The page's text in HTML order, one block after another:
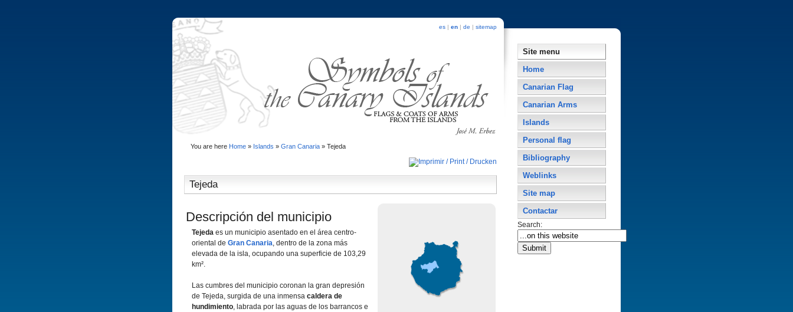
es | en | de | sitemap
You are here Home» Islands » Gran Canaria» Tejeda
Tejeda
Descripción del municipio
Tejeda es un municipio asentado en el área centro-
oriental de Gran Canaria, dentro de la zona más
elevada de la isla, ocupando una superficie de 103,29
km².
Las cumbres del municipio coronan la gran depresión
de Tejeda, surgida de una inmensa caldera de
hundimiento, labrada por las aguas de los barrancos e
Site menu
Home
Canarian Flag
Canarian Arms
Islands
Personal flag
Bibliography
Weblinks
Site map
Contactar
Search: